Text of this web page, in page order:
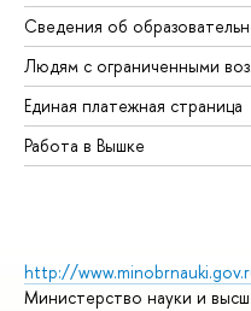
Сведения об
Людям с ограниченными
Единая платежная страница
Работа в Вышке
http://
Министерство науки и